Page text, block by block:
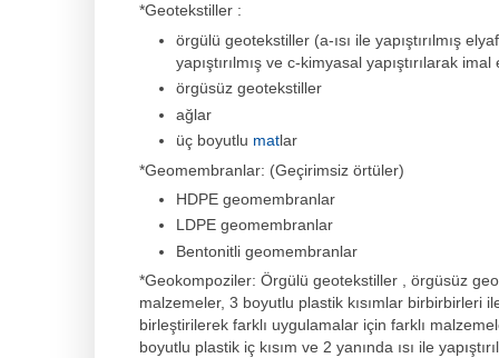
*Geotekstiller :
örgülü geotekstiller (a-ısı ile yapıştırılmış
yapıştırılmış ve c-kimyasal yapıştırılarak
örgüsüz geotekstiller
ağlar
üç boyutlu matlar
*Geomembranlar: (Geçirimsiz örtüler)
HDPE geomembranlar
LDPE geomembranlar
Bentonitli geomembranlar
*Geokompoziler: Örgülü geotekstiller , örgüsüz
malzemeler, 3 boyutlu plastik kısımlar birbirbirleri
birleştirilerek farklı uygulamalar için farklı
boyutlu plastik iç kısım ve 2 yanında ısı ile yapı